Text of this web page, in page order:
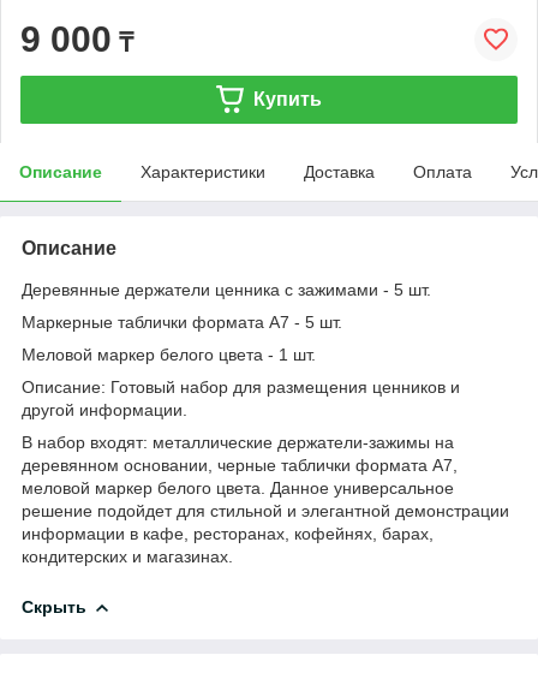
9 000 ₸
Купить
Описание Характеристики Доставка Оплата
Описание
Деревянные держатели ценника с зажимами - 5 шт.
Маркерные таблички формата А7 - 5 шт.
Меловой маркер белого цвета - 1 шт.
Описание: Готовый набор для размещения ценников и
другой информации.
В набор входят: металлические держатели-зажимы на
деревянном основании, черные таблички формата А7,
меловой маркер белого цвета. Данное универсальное
решение подойдет для стильной и элегантной демонстрации
информации в кафе, ресторанах, кофейнях, барах,
кондитерских и магазинах.
Скрыть